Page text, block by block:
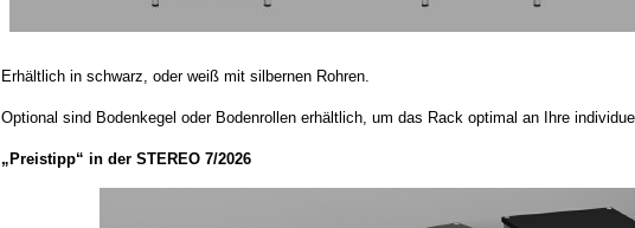
Erhältlich in schwarz, oder weiß mit silbernen Rohren.
Optional sind Bodenkegel oder Bodenrollen erhältlich, um das Rack optimal an Ihre
„Preistipp“ in der STEREO 7/2026